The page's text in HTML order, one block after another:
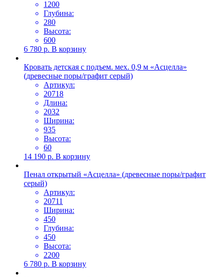
1200
Глубина:
280
Высота:
600
6 780 р. В корзину
Кровать детская с подъем. мех. 0,9 м «Асцелла»
(древесные поры/графит серый)
Артикул:
20718
Длина:
2032
Ширина:
935
Высота:
60
14 190 р. В корзину
Пенал открытый «Асцелла» (древесные поры/графит
серый)
Артикул:
20711
Ширина:
450
Глубина:
450
Высота:
2200
6 780 р. В корзину